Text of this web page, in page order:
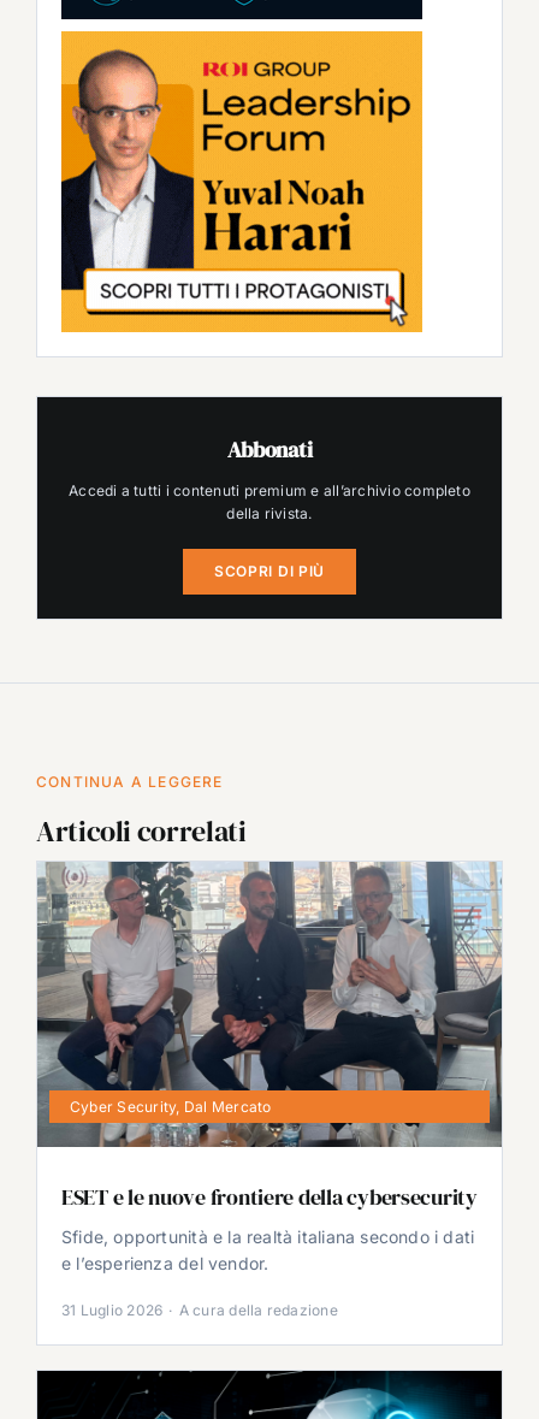
Abbonati
Accedi a tutti i contenuti premium e all’archivio completo
della rivista.
SCOPRI DI PIÙ
CONTINUA A LEGGERE
Articoli correlati
Cyber Security, Dal Mercato
ESET e le nuove frontiere della cybersecurity
Sfide, opportunità e la realtà italiana secondo i dati
e l’esperienza del vendor.
31 Luglio 2026 · A cura della redazione